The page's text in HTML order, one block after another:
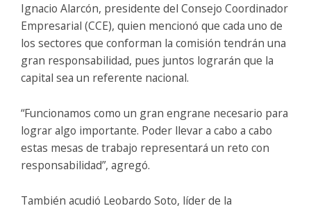
Ignacio Alarcón, presidente del Consejo Coordinador
Empresarial (CCE), quien mencionó que cada uno de
los sectores que conforman la comisión tendrán una
gran responsabilidad, pues juntos lograrán que la
capital sea un referente nacional.
“Funcionamos como un gran engrane necesario para
lograr algo importante. Poder llevar a cabo a cabo
estas mesas de trabajo representará un reto con
responsabilidad”, agregó.
También acudió Leobardo Soto, líder de la